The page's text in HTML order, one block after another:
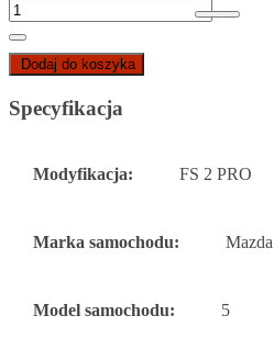
Dodaj do koszyka
Specyfikacja
Modyfikacja: FS 2 PRO
Marka samochodu: Mazda
Model samochodu: 5